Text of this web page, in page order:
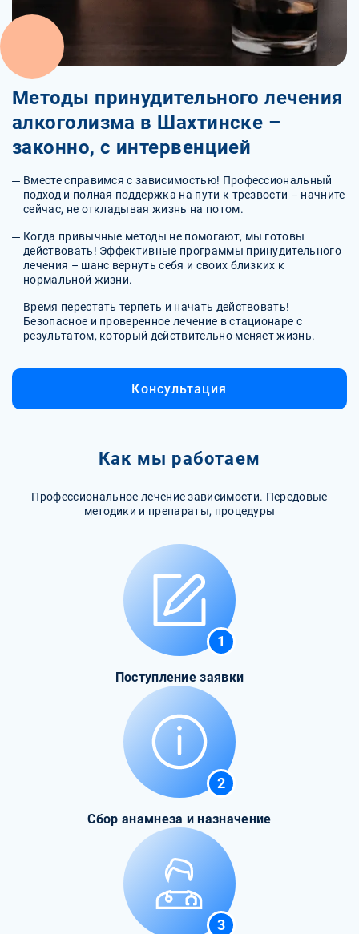
Методы принудительного лечения
алкоголизма в Шахтинске –
законно, с интервенцией
Вместе справимся с зависимостью! Профессиональный
подход и полная поддержка на пути к трезвости – начните
сейчас, не откладывая жизнь на потом.
Когда привычные методы не помогают, мы готовы
действовать! Эффективные программы принудительного
лечения – шанс вернуть себя и своих близких к
нормальной жизни.
Время перестать терпеть и начать действовать!
Безопасное и проверенное лечение в стационаре с
результатом, который действительно меняет жизнь.
Консультация
Как мы работаем
Профессиональное лечение зависимости. Передовые
методики и препараты, процедуры
1
Поступление заявки
2
Сбор анамнеза и назначение
3